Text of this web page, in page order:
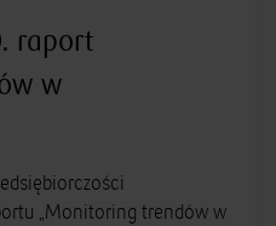
raport
w
„Monitoring trendów w